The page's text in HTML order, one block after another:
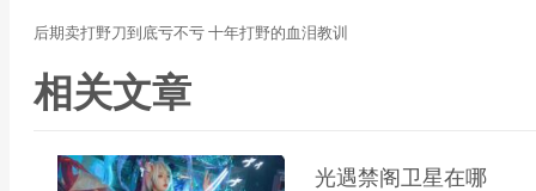
后期卖打野刀到底亏不亏 十年打野的血泪教训
相关文章
光遇禁阁卫星在哪